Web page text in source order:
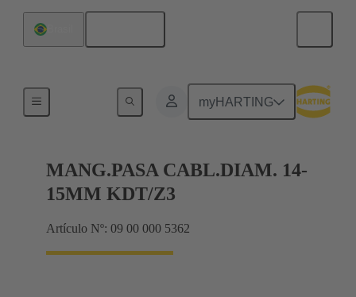
myHARTING
MANG.PASA CABL.DIAM. 14-
15MM KDT/Z3
Artículo Nº: 09 00 000 5362